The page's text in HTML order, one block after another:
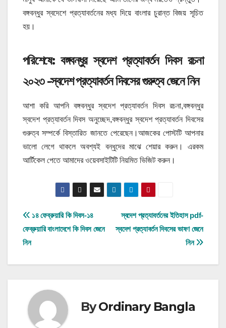
বঙ্গবন্ধুর স্বদেশে প্রত্যাবর্তনের মধ্য দিয়ে বাংলার চুরান্ত বিজয় সূচিত
হয়।
পরিশেষে: বঙ্গবন্ধুর স্বদেশ প্রত্যাবর্তন দিবস রচনা
২০২৩ -স্বদেশ প্রত্যাবর্তন দিবসের গুরুত্ব জেনে নিন
আশা করি আপনি বঙ্গবন্ধুর স্বদেশ প্রত্যাবর্তন দিবস রচনা,বঙ্গবন্ধুর
স্বদেশ প্রত্যাবর্তন দিবস অনুচ্ছেদ,বঙ্গবন্ধুর স্বদেশ প্রত্যাবর্তন দিবসের
গুরুত্ব সম্পর্কে বিস্তারিত জানতে পেরেছেন।আজকের পোস্টটি আপনার
ভালো লেগে থাকলে অবশ্যই বন্ধুদের মাঝে শেয়ার করুন। এরকম
আর্টিকেল পেতে আমাদের ওয়েবসাইটিটি নিয়মিত ভিজিট করুন।
Post
navigation
স্বদেশ প্রত্যাবর্তনের ইতিহাস pdf-
স্বদেশ প্রত্যাবর্তন দিবসের ভাষণ জেনে
নিন
১৪ ফেব্রুয়ারি কি দিবস-১৪
ফেব্রুয়ারি বাংলাদেশে কি দিবস জেনে
নিন
ByOrdinary Bangla